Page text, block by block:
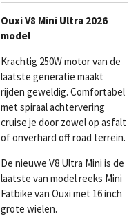
Ouxi V8 Mini Ultra 2026
model
Krachtig 250W motor van de
laatste generatie maakt
rijden geweldig. Comfortabel
met spiraal achtervering
cruise je door zowel op asfalt
of onverhard off road terrein.
De nieuwe V8 Ultra Mini is de
laatste van model reeks Mini
Fatbike van Ouxi met 16 inch
grote wielen.